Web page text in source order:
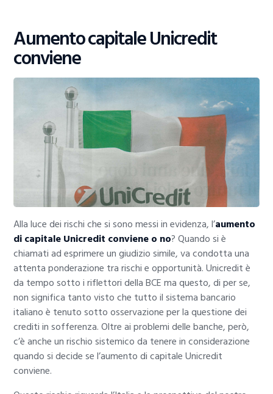
Aumento capitale Unicredit
conviene
Alla luce dei rischi che si sono messi in evidenza, l’aumento
di capitale Unicredit conviene o no? Quando si è
chiamati ad esprimere un giudizio simile, va condotta una
attenta ponderazione tra rischi e opportunità. Unicredit è
da tempo sotto i riflettori della BCE ma questo, di per se,
non significa tanto visto che tutto il sistema bancario
italiano è tenuto sotto osservazione per la questione dei
crediti in sofferenza. Oltre ai problemi delle banche, però,
c’è anche un rischio sistemico da tenere in considerazione
quando si decide se l’aumento di capitale Unicredit
conviene.